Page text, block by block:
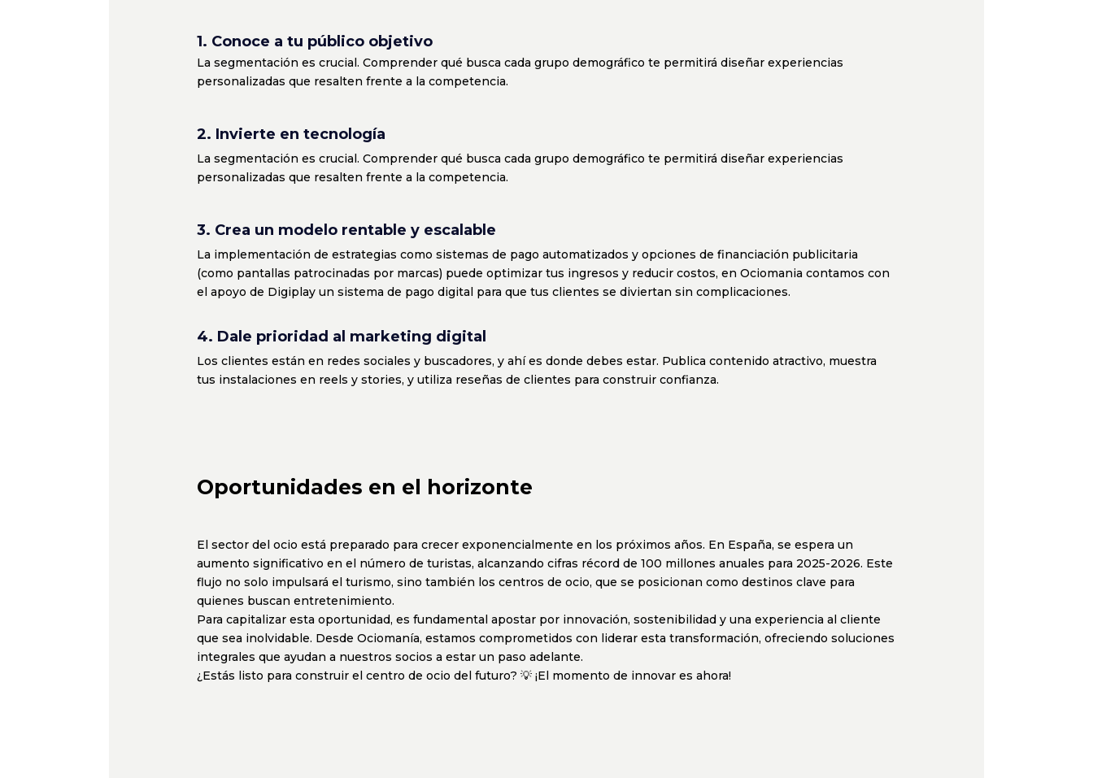
1. Conoce a tu público objetivo
La segmentación es crucial. Comprender qué busca cada grupo demográfico te permitirá diseñar experiencias
personalizadas que resalten frente a la competencia.
2. Invierte en tecnología
La segmentación es crucial. Comprender qué busca cada grupo demográfico te permitirá diseñar experiencias
personalizadas que resalten frente a la competencia.
3. Crea un modelo rentable y escalable
La implementación de estrategias como sistemas de pago automatizados y opciones de financiación publicitaria
(como pantallas patrocinadas por marcas) puede optimizar tus ingresos y reducir costos, en Ociomania contamos con
el apoyo de Digiplay un sistema de pago digital para que tus clientes se diviertan sin complicaciones.
4. Dale prioridad al marketing digital
Los clientes están en redes sociales y buscadores, y ahí es donde debes estar. Publica contenido atractivo, muestra
tus instalaciones en reels y stories, y utiliza reseñas de clientes para construir confianza.
Oportunidades en el horizonte
El sector del ocio está preparado para crecer exponencialmente en los próximos años. En España, se espera un
aumento significativo en el número de turistas, alcanzando cifras récord de 100 millones anuales para 2025-2026. Este
flujo no solo impulsará el turismo, sino también los centros de ocio, que se posicionan como destinos clave para
quienes buscan entretenimiento.
Para capitalizar esta oportunidad, es fundamental apostar por innovación, sostenibilidad y una experiencia al cliente
que sea inolvidable. Desde Ociomanía, estamos comprometidos con liderar esta transformación, ofreciendo soluciones
integrales que ayudan a nuestros socios a estar un paso adelante.
¿Estás listo para construir el centro de ocio del futuro? 💡 ¡El momento de innovar es ahora!